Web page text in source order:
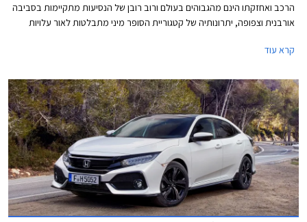
הרכב ואחזקתו הינם מהגבוהים בעולם ורוב רובן של הנסיעות מתקיימות בסביבה
אורבנית וצפופה, יתרונותיה של קטגוריית הסופר מיני מתבלטות לאור עלויות
האחרונות עברה הקטגוריה מהפכה של ממש. המידות שתפחו, הביאו עימן שיפור
מרחב ונפח הטענה כשל משפחתית מהעשור הקודם. גם מערכות הבטיחות
ואבזור נוחות שהיו עד לא מזמן נחלתם הבלעדית של מכוניות יקרות יותר, זלגו
אל רכבי הסופר מיני, ובחלקן אף לגרסאות הביניים. לאור הביקוש והעניין הער,
רכזנו עבורכם את חמשת רכבי הסופר מיני המובילים בתקציב של עד 110,000
₪.
קרא עוד